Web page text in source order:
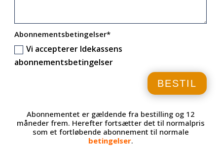
Abonnementsbetingelser*
Vi accepterer Idekassens
abonnementsbetingelser
BESTIL
Abonnementet er gældende fra bestilling og 12
måneder frem. Herefter fortsætter det til normalpris
som et fortløbende abonnement til normale
betingelser.